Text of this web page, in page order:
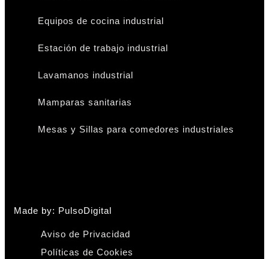
Equipos de cocina industrial
Estación de trabajo industrial
Lavamanos industrial
Mamparas sanitarias
Mesas y Sillas para comedores industriales
Made by: PulsoDigital
Aviso de Privacidad
Políticas de Cookies